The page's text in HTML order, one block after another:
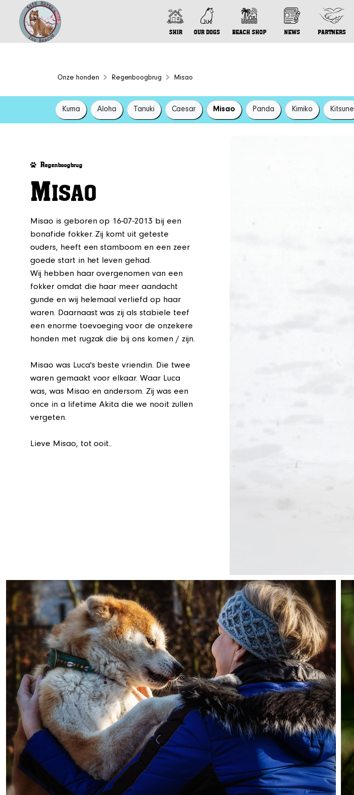
SHIR OUR DOGS BEACH SHOP NEWS PARTNERS
Onze honden Regenboogbrug Misao
Kuma Aloha Tanuki Caesar Misao Panda Kimiko Kitsune
Regenboogbrug
MISAO
Misao is geboren op 16-07-2013 bij een
bonafide fokker. Zij komt uit geteste
ouders, heeft een stamboom en een zeer
goede start in het leven gehad.
Wij hebben haar overgenomen van een
fokker omdat die haar meer aandacht
gunde en wij helemaal verliefd op haar
waren. Daarnaast was zij als stabiele teef
een enorme toevoeging voor de onzekere
honden met rugzak die bij ons komen / zijn.
Misao was Luca's beste vriendin. Die twee
waren gemaakt voor elkaar. Waar Luca
was, was Misao en andersom. Zij was een
once in a lifetime Akita die we nooit zullen
vergeten.
Lieve Misao, tot ooit..